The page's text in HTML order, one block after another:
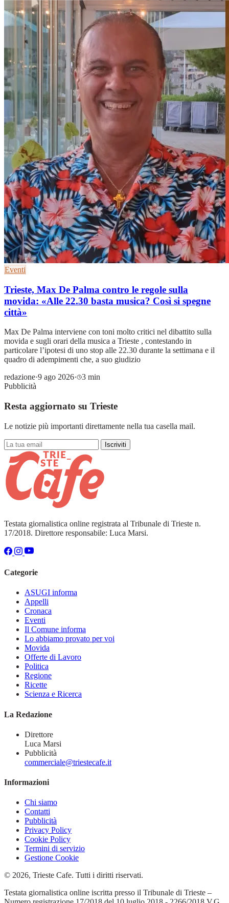
Eventi
Trieste, Max De Palma contro le regole sulla
movida: «Alle 22.30 basta musica? Così si spegne
città»
Max De Palma interviene con toni molto critici nel dibattito sulla
movida e sugli orari della musica a Trieste , contestando in
particolare l’ipotesi di uno stop alle 22.30 durante la settimana e il
quadro di adempimenti che, a suo giudizio
redazione·9 ago 2026·
3 min
Pubblicità
Resta aggiornato su Trieste
Le notizie più importanti direttamente nella tua casella mail.
Iscriviti
Testata giornalistica online registrata al Tribunale di Trieste n.
17/2018. Direttore responsabile: Luca Marsi.
Categorie
ASUGI informa
Appelli
Cronaca
Eventi
Il Comune informa
Lo abbiamo provato per voi
Movida
Offerte di Lavoro
Politica
Regione
Ricette
Scienza e Ricerca
La Redazione
Direttore
Luca Marsi
Pubblicità
commerciale@triestecafe.it
Informazioni
Chi siamo
Contatti
Pubblicità
Privacy Policy
Cookie Policy
Termini di servizio
Gestione Cookie
© 2026, Trieste Cafe. Tutti i diritti riservati.
Testata giornalistica online iscritta presso il Tribunale di Trieste –